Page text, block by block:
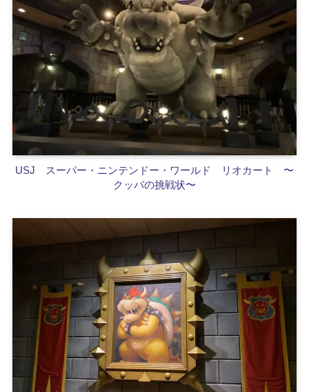
USJ スーパー・ニンテンドー・ワールド
リオカート 〜
クッパの挑戦状〜